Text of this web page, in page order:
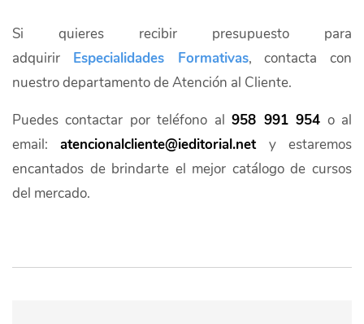
Si quieres recibir presupuesto para
adquirir Especialidades Formativas, contacta con
nuestro departamento de Atención al Cliente.
Puedes contactar por teléfono al958 991 954 o al
email: atencionalcliente@ieditorial.net y estaremos
encantados de brindarte el mejor catálogo de cursos
del mercado.